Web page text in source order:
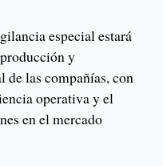
especial estará
y
de las compañías, con
operativa y el
en el mercado